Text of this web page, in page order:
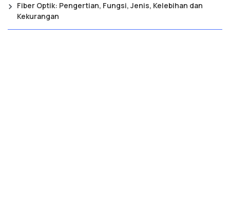
Fiber Optik: Pengertian, Fungsi, Jenis, Kelebihan dan
Kekurangan